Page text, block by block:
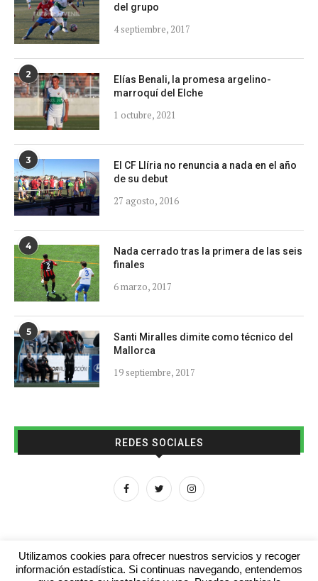
del grupo
4 septiembre, 2017
2
Elías Benali, la promesa argelino-
marroquí del Elche
1 octubre, 2021
3
El CF Llíria no renuncia a nada en el año
de su debut
27 agosto, 2016
4
Nada cerrado tras la primera de las seis
finales
6 marzo, 2017
5
Santi Miralles dimite como técnico del
Mallorca
19 septiembre, 2017
REDES SOCIALES
Utilizamos cookies para ofrecer nuestros servicios y recoger
información estadística. Si continuas navegando, entendemos